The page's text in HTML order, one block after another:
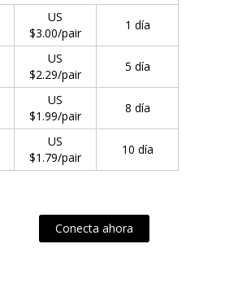
US
$3.00/pair
1 día
US
$2.29/pair
5 día
US
$1.99/pair
8 día
US
$1.79/pair
10 día
Conecta ahora